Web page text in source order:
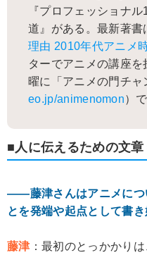
『プロフェッショナ
道』がある。最新著書
理由 2010年代アニメ時
ターでアニメの講座
曜に「アニメの門チャ
eo.jp/animenomon）
■人に伝えるための文章
――藤津さんはアニメにつ
とを発端や起点として書
藤津 ：最初のとっかかり